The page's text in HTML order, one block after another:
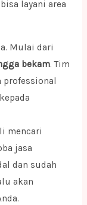
layani area
Mulai dari
bekam. Tim
professional
mencari
jasa
dan sudah
akan